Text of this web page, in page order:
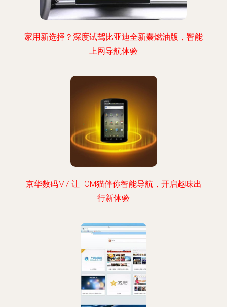
家用新选择？深度试驾比亚迪全新秦燃油版，智能
上网导航体验
京华数码M7 让TOM猫伴你智能导航，开启趣味出
行新体验